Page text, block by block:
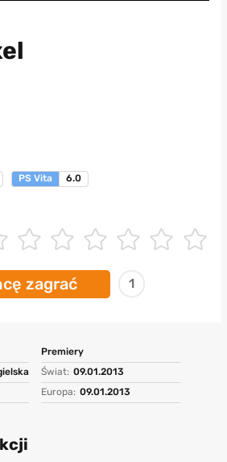
PS Vita 6.0
zagrać 1
Premiery
Świat: 09.01.2013
Europa: 09.01.2013